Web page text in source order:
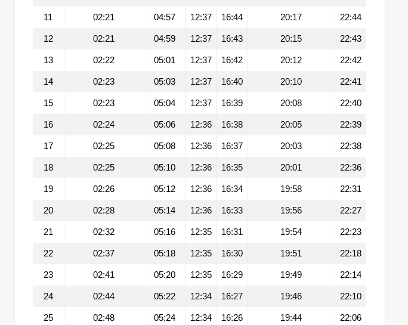
11 02:21 04:57 12:37 16:44 20:17 22:44
12 02:21 04:59 12:37 16:43 20:15 22:43
13 02:22 05:01 12:37 16:42 20:12 22:42
14 02:23 05:03 12:37 16:40 20:10 22:41
15 02:23 05:04 12:37 16:39 20:08 22:40
16 02:24 05:06 12:36 16:38 20:05 22:39
17 02:25 05:08 12:36 16:37 20:03 22:38
18 02:25 05:10 12:36 16:35 20:01 22:36
19 02:26 05:12 12:36 16:34 19:58 22:31
20 02:28 05:14 12:36 16:33 19:56 22:27
21 02:32 05:16 12:35 16:31 19:54 22:23
22 02:37 05:18 12:35 16:30 19:51 22:18
23 02:41 05:20 12:35 16:29 19:49 22:14
24 02:44 05:22 12:34 16:27 19:46 22:10
25 02:48 05:24 12:34 16:26 19:44 22:06